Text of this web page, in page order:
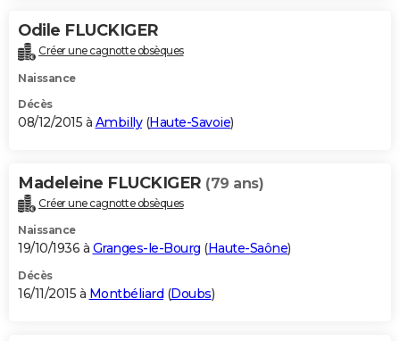
Odile FLUCKIGER
Créer une cagnotte obsèques
Naissance
Décès
08/12/2015 à Ambilly(Haute-Savoie)
Madeleine FLUCKIGER (79 ans)
Créer une cagnotte obsèques
Naissance
19/10/1936 à Granges-le-Bourg (Haute-Saône)
Décès
16/11/2015 à Montbéliard (Doubs)